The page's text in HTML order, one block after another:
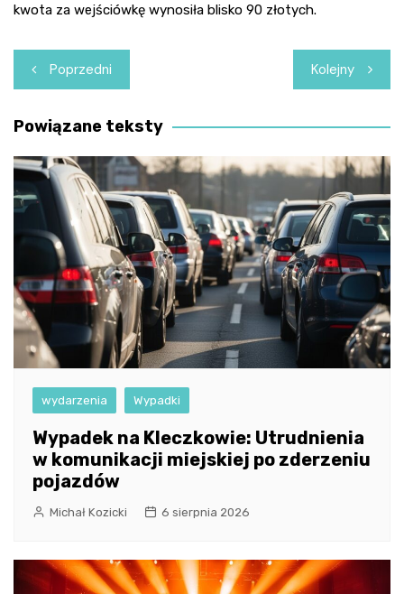
kwota za wejściówkę wynosiła blisko 90 złotych.
Nawigacja
wpisu
Poprzedni Kolejny
Powiązane teksty
wydarzenia Wypadki
Wypadek na Kleczkowie: Utrudnienia
w komunikacji miejskiej po zderzeniu
pojazdów
Michał Kozicki 6 sierpnia 2026